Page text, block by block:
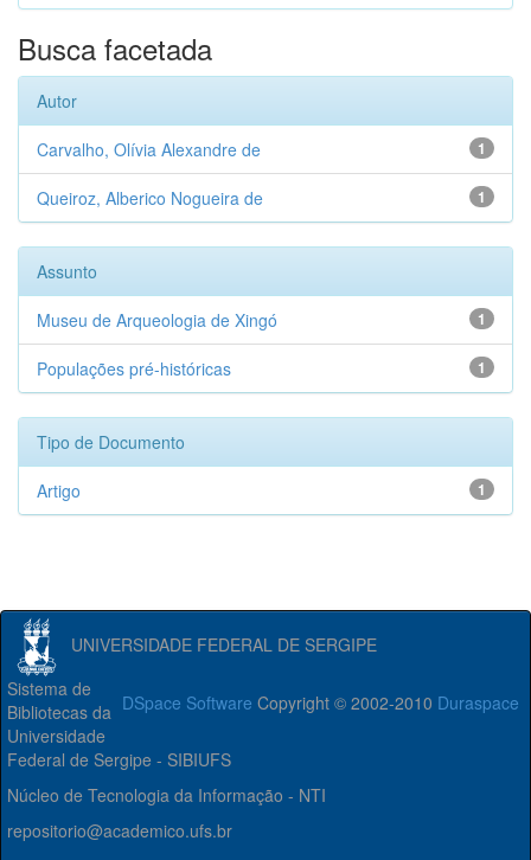
Busca facetada
Autor
1
Carvalho, Olívia Alexandre de
1
Queiroz, Alberico Nogueira de
Assunto
1
Museu de Arqueologia de Xingó
1
Populações pré-históricas
Tipo de Documento
1
Artigo
UNIVERSIDADE FEDERAL DE SERGIPE
DSpace Software Copyright © 2002-2010 Duraspace
Sistema de
Bibliotecas da
Universidade
Federal de Sergipe - SIBIUFS
Núcleo de Tecnologia da Informação - NTI
repositorio@academico.ufs.br